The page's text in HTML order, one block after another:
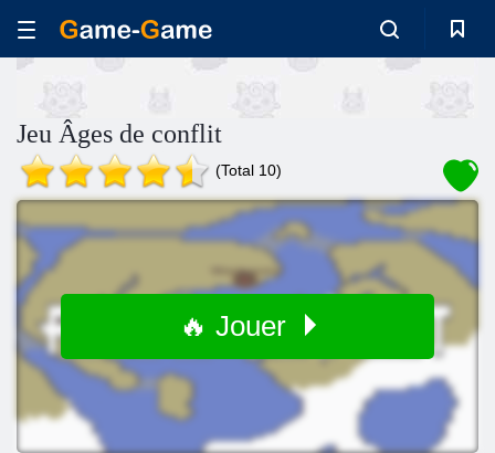
Jeu Âges de conflit
(Total 10)
🔥 Jouer